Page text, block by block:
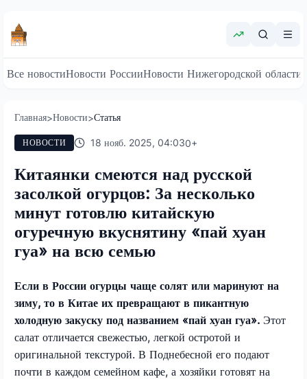
Все новостиНовости РоссииНовости Нижегородской области
Главная>Новости>Статья
НОВОСТИ 18 нояб. 2025, 04:030+
Китаянки смеются над русской
засолкой огурцов: За несколько
минут готовлю китайскую
огуречную вкуснятину «пай хуан
гуа» на всю семью
Если в России огурцы чаще солят или маринуют на
зиму, то в Китае их превращают в пикантную
холодную закуску под названием «пай хуан гуа». Этот
салат отличается свежестью, легкой остротой и
оригинальной текстурой. В Поднебесной его подают
почти в каждом семейном кафе, а хозяйки готовят на